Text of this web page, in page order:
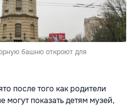
башню откроют для
после того как родители
могут показать детям музей,